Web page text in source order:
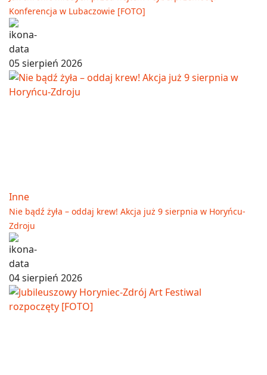
Konferencja w Lubaczowie [FOTO]
05 sierpień 2026
Inne
Nie bądź żyła – oddaj krew! Akcja już 9 sierpnia w Horyńcu-
Zdroju
04 sierpień 2026